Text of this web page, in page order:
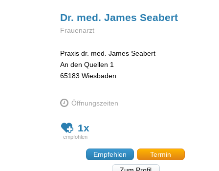
Dr. med. JamesSeabert
Frauenarzt
Praxis dr. med. James Seabert
An den Quellen 1
65183 Wiesbaden
Öffnungszeiten
1x
Empfehlen
Termin